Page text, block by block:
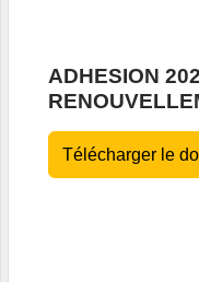
ADHESION
Télécharger le